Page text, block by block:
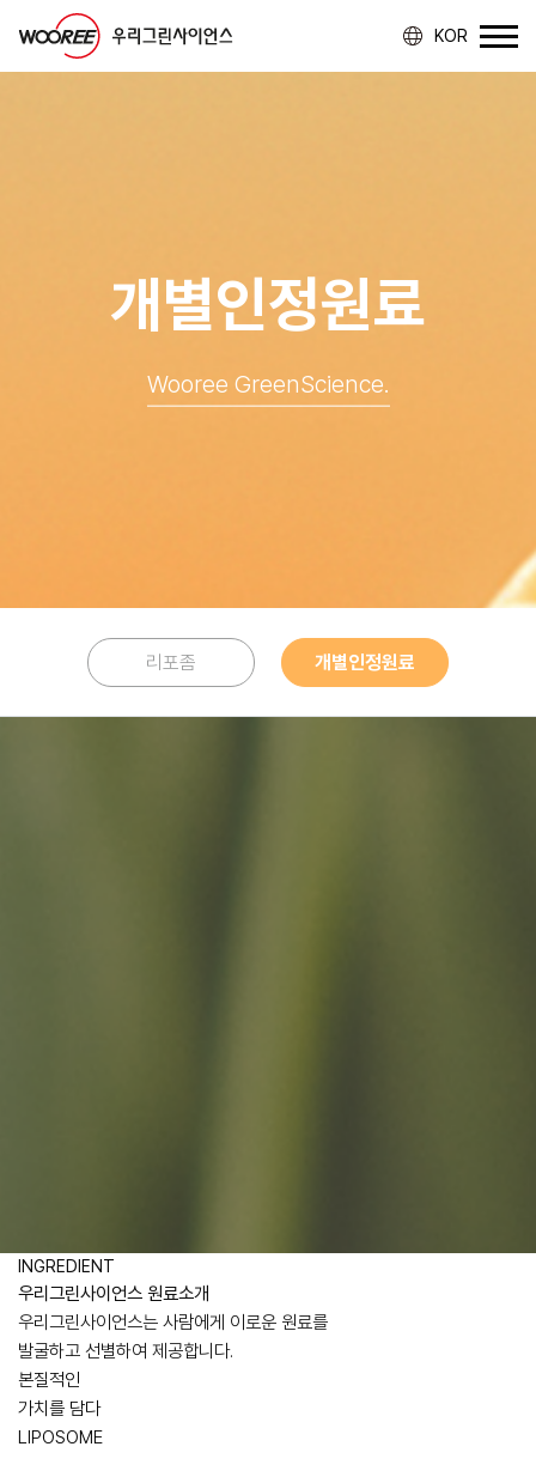
KOR
개별인정원료
Wooree GreenScience.
리포좀 개별인정원료
INGREDIENT
우리그린사이언스 원료소개
우리그린사이언스는 사람에게 이로운 원료를
발굴하고 선별하여 제공합니다.
본질적인
가치를 담다
LIPOSOME